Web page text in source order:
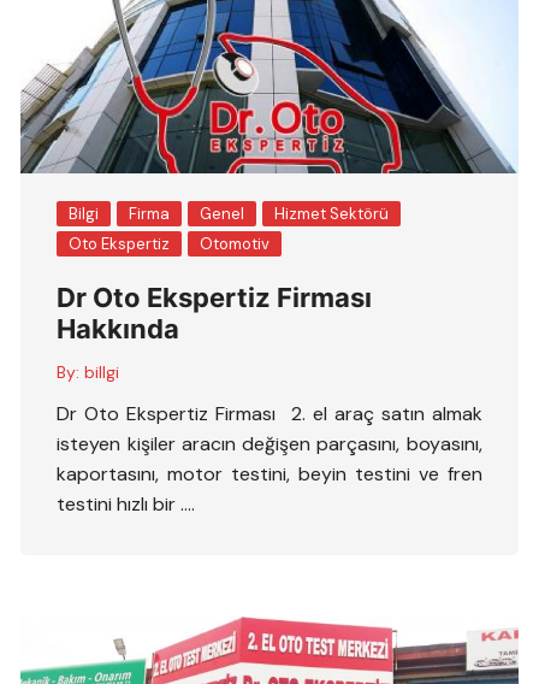
Bilgi Firma Genel
Hizmet Sektörü
Oto Ekspertiz
Otomotiv
Dr Oto Ekspertiz Firması
Hakkında
By: billgi
Dr Oto Ekspertiz Firması 2. el araç satın almak
isteyen kişiler aracın değişen parçasını, boyasını,
kaportasını, motor testini, beyin testini ve fren
testini hızlı bir ….